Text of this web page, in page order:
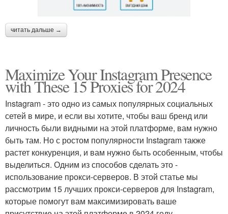
читать дальше →
Maximize Your Instagram Presence
with These 15 Proxies for 2024
Instagram - это одно из самых популярных социальных
сетей в мире, и если вы хотите, чтобы ваш бренд или
личность были видными на этой платформе, вам нужно
быть там. Но с ростом популярности Instagram также
растет конкуренция, и вам нужно быть особенным, чтобы
выделиться. Одним из способов сделать это -
использование прокси-серверов. В этой статье мы
рассмотрим 15 лучших прокси-серверов для Instagram,
которые помогут вам максимизировать ваше